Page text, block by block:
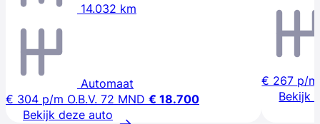
14.032 km
Automaat
€ 304 p/m O.B.V. 72 MND € 18.700
Bekijk deze auto
€ 267 p/m
Bekijk